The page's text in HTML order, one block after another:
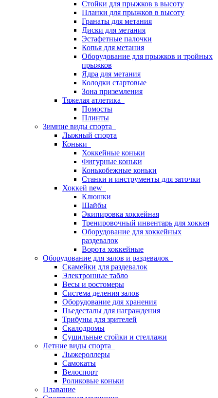
Стойки для прыжков в высоту
Планки для прыжков в высоту
Гранаты для метания
Диски для метания
Эстафетные палочки
Копья для метания
Оборудование для прыжков и тройных
прыжков
Ядра для метания
Колодки стартовые
Зона приземления
Тяжелая атлетика
Помосты
Плинты
Зимние виды спорта
Лыжный спорта
Коньки
Хоккейные коньки
Фигурные коньки
Конькобежные коньки
Станки и инструменты для заточки
Хоккей new
Клюшки
Шайбы
Экипировка хоккейная
Тренировочный инвентарь для хоккея
Оборудование для хоккейных
раздевалок
Ворота хоккейные
Оборудование для залов и раздевалок
Скамейки для раздевалок
Электронные табло
Весы и ростомеры
Система деления залов
Оборудование для хранения
Пьедесталы для награждения
Трибуны для зрителей
Скалодромы
Сушильные стойки и стеллажи
Летние виды спорта
Лыжероллеры
Самокаты
Велоспорт
Роликовые коньки
Плавание